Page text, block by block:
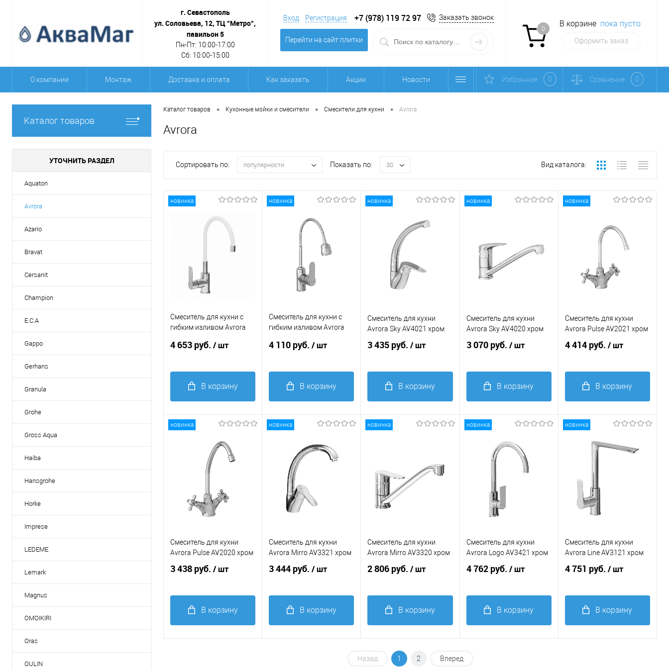
г. Севастополь
ул. Соловьева, 12, ТЦ "Метро",
павильон 5
Пн-Пт: 10:00-17:00
Сб: 10:00-15:00
Вход Регистрация +7 (978) 119 72 97 Заказать звонок
Перейти на сайт плитки
0
В корзине пока пусто
Оформить заказ
О компании Монтаж Доставка и оплата Как заказать Акции Новости Избранное 0 Сравнение 0
Каталог товаров
УТОЧНИТЬ РАЗДЕЛ
Aquaton
Avrora
Azario
Bravat
Cersanit
Champion
E.C.A
Gappo
Gerhans
Granula
Grohe
Gross Aqua
Haiba
Hansgrohe
Horke
Imprese
LEDEME
Lemark
Magnus
OMOIKIRI
Oras
OULIN
Каталог товаров • Кухонные мойки и смесители • Смесители для кухни • Avrora
Avrora
Сортировать по: популярности Показать по: 30 Вид каталога:
новинка
Смеситель для кухни с
гибким изливом Avrora
излив белый, серый,
4 653 руб. / шт
В корзину
Купить в 1
клик
Сравнение
Цвет мойки, смесителя
новинка
Смеситель для кухни с
гибким изливом Avrora
4 110 руб./ шт
В корзину
Купить в 1
клик
Сравнение
избранное
Цвет мойки, смесителя
хром
новинка
Смеситель для кухни
Avrora Sky AV4021 хром
3 435 руб./ шт
В корзину
Купить в 1
клик
Сравнение
Цвет мойки, смесителя
хром
новинка
Смеситель для кухни
Avrora Sky AV4020 хром
3 070 руб. / шт
В корзину
Купить в 1
клик
Сравнение
избранное
Цвет мойки, смесителя
новинка
Смеситель для кухни
Avrora Pulse AV2021 хром
4 414 руб. / шт
В корзину
Купить в 1
клик
Сравнение
избранное
хром
новинка
Смеситель для кухни
Avrora Pulse AV2020 хром
3 438 руб. / шт
В корзину
Купить в 1
новинка
Смеситель для кухни
Avrora Mirro AV3321 хром
3 444 руб./ шт
В корзину
Купить в 1
новинка
Смеситель для кухни
Avrora Mirro AV3320 хром
2 806 руб./ шт
В корзину
Купить в 1
новинка
Смеситель для кухни
Avrora Logo AV3421 хром
4 762 руб. / шт
В корзину
Купить в 1
новинка
Смеситель для кухни
Avrora Line AV3121 хром
4 751 руб. / шт
В корзину
Купить в 1
Назад 1 2 Вперед